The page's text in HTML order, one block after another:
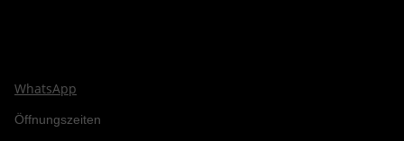
WhatsApp
Öffnungszeiten